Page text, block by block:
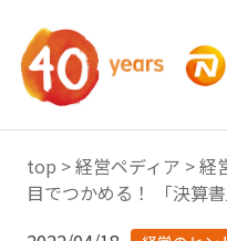
top >経営ペディア >経
目でつかめる！ 「決算